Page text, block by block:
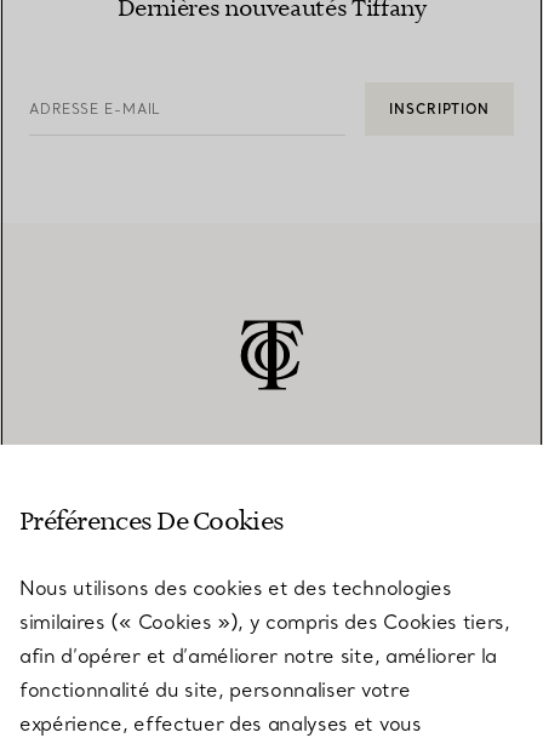
Dernières nouveautés Tiffany
ADRESSE E-MAIL INSCRIPTION
SERVICES
À PROPOS
Préférences De Cookies
Nous utilisons des cookies et des technologies
similaires (« Cookies »), y compris des Cookies tiers,
afin d’opérer et d’améliorer notre site, améliorer la
fonctionnalité du site, personnaliser votre
expérience, effectuer des analyses et vous